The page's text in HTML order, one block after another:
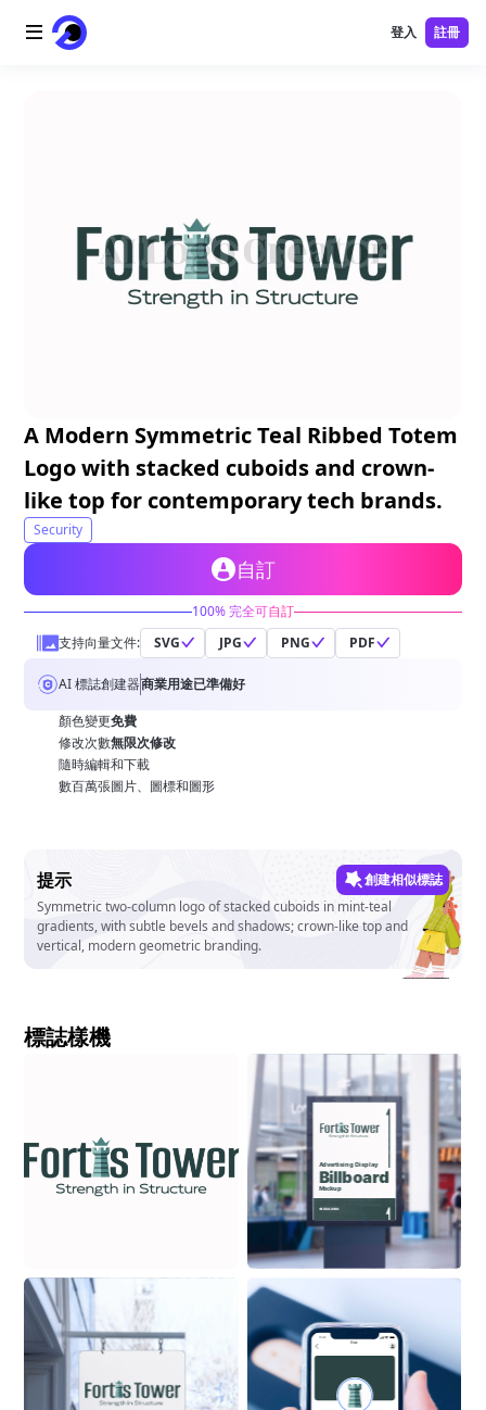
免費工具
登入 註冊
A Modern Symmetric Teal Ribbed Totem
Logo with stacked cuboids and crown-
like top for contemporary tech brands.
Security
自訂
100% 完全可自訂
支持向量文件:
SVG JPG PNG PDF
AI 標誌創建器商業用途已準備好
顏色變更免費
修改次數無限次修改
隨時編輯和下載
數百萬張圖片、圖標和圖形
提示
創建相似標誌
Symmetric two-column logo of stacked cuboids in mint-teal
gradients, with subtle bevels and shadows; crown-like top and
vertical, modern geometric branding.
標誌樣機
Advertising Display
Billboard
Mockup
ON BUILDING
9:41
Fort